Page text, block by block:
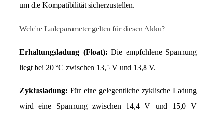
um die Kompatibilität sicherzustellen.
Welche Ladeparameter gelten für diesen Akku?
Erhaltungsladung (Float): Die empfohlene Spannung
liegt bei 20 °C zwischen 13,5 V und 13,8 V.
Zyklusladung: Für eine gelegentliche zyklische Ladung
wird eine Spannung zwischen 14,4 V und 15,0 V